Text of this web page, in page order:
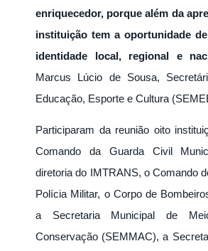
enriquecedor, porque além da
instituição tem a oportunidade
identidade local, regional e
Marcus Lúcio de Sousa,
Educação, Esporte e Cultura
Participaram da reunião oito
Comando da Guarda Civil
diretoria do IMTRANS, o Comando
Polícia Militar, o Corpo de
a Secretaria Municipal de
Conservação (SEMMAC), a